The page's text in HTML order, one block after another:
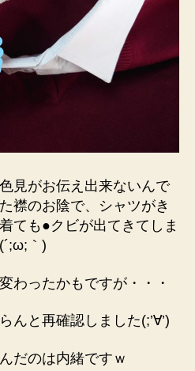
見がお伝え出来ないんで
襟のお陰で、シャツがき
ても●クビが出てきてしま
｀)
わったかもですが・・・
んと再確認しました(;’∀’)
だのは内緒ですｗ